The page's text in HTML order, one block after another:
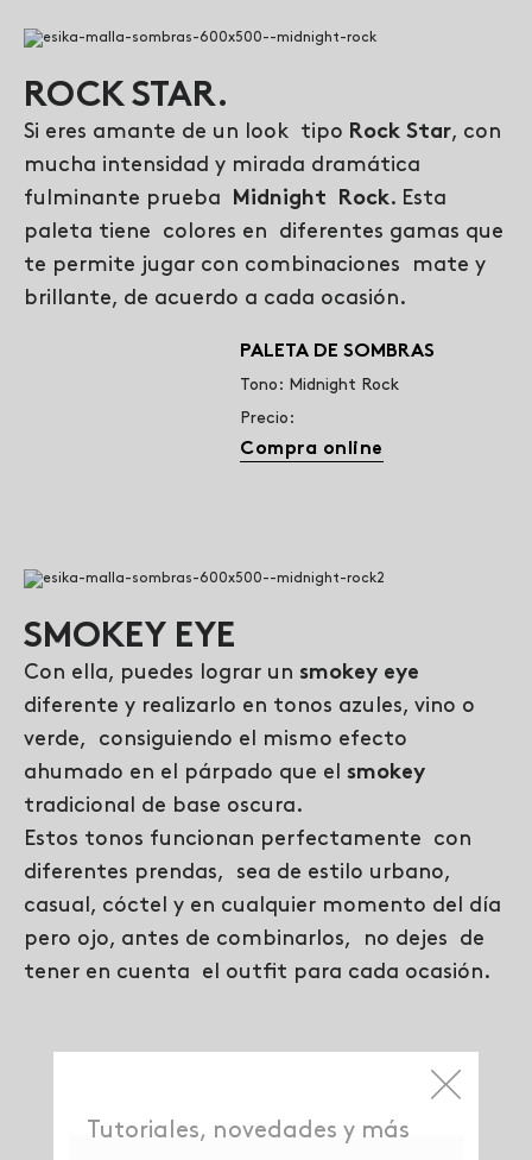
ROCK STAR.
Si eres amante de un look tipo Rock Star, con
mucha intensidad y mirada dramática
fulminante prueba
Midnight Rock. Esta
paleta tiene colores en diferentes gamas que
te permite jugar con combinaciones mate y
brillante, de acuerdo a cada ocasión.
PALETA DE SOMBRAS
Tono: Midnight Rock
Precio:
Compra online
SMOKEY EYE
Con ella, puedes lograr un smokey eye
diferente y realizarlo en tonos azules, vino o
verde, consiguiendo el mismo efecto
ahumado en el párpado que el smokey
tradicional de base oscura.
Estos tonos funcionan perfectamente con
diferentes prendas, sea de estilo urbano,
casual, cóctel y en cualquier momento del día
pero ojo, antes de combinarlos, no dejes de
tener en cuenta el outfit para cada ocasión.